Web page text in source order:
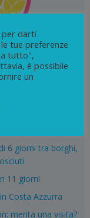
6 giorni tra borghi,
11 giorni
Costa Azzurra
merita una visita?
per darti
tue preferenze
tutto",
è possibile
un